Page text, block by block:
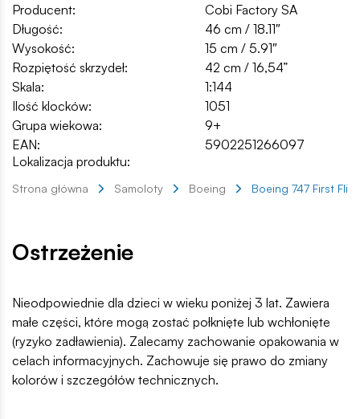
Producent:
Cobi Factory SA
Długość:
46 cm / 18.11″
Wysokość:
15 cm / 5.91″
Rozpiętość skrzydeł:
42 cm / 16,54”
Skala:
1:144
Ilość klocków:
1051
Grupa wiekowa:
9+
EAN:
5902251266097
Lokalizacja produktu:
Strona główna Samoloty Boeing Boeing 747 First
Ostrzeżenie
Nieodpowiednie dla dzieci w wieku poniżej 3 lat. Zawiera
małe części, które mogą zostać połknięte lub wchłonięte
(ryzyko zadławienia). Zalecamy zachowanie opakowania w
celach informacyjnych. Zachowuje się prawo do zmiany
kolorów i szczegółów technicznych.